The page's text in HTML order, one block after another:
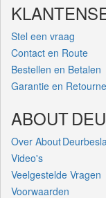
Stel een vraag
Contact en Route
Bestellen en Betalen
Garantie en
ABOUT
Over About
Video's
Veelgestelde Vragen
Voorwaarden